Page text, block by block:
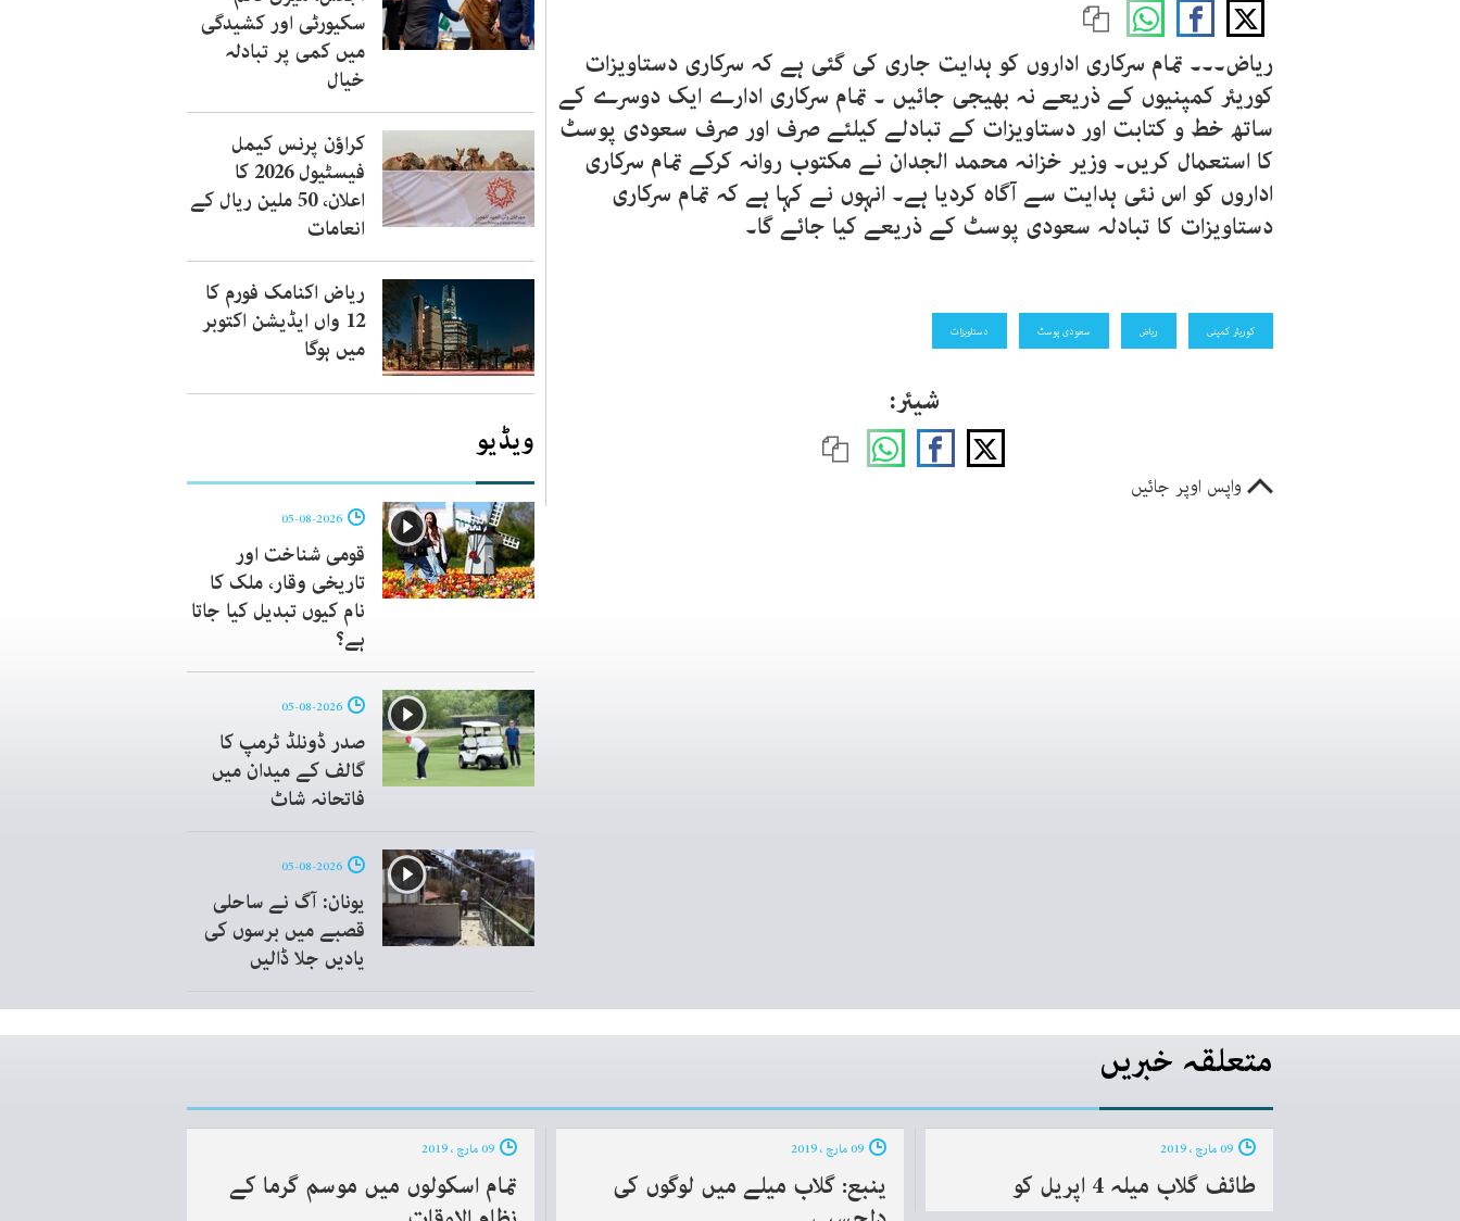
ریاض۔۔۔ تمام سرکاری اداروں کو ہدایت جاری کی گئی ہے کہ سرکاری دستاویزات
کوریئر کمپنیوں کے ذریعے نہ بھیجی جائیں ۔ تمام سرکاری ادارے ایک دوسرے کے
ساتھ خط و کتابت اور دستاویزات کے تبادلے کیلئے صرف اور صرف سعودی پوسٹ
کا استعمال کریں۔ وزیر خزانہ محمد الجدان نے مکتوب روانہ کرکے تمام سرکاری
اداروں کو اس نئی ہدایت سے آگاہ کردیا ہے۔ انہوں نے کہا ہے کہ تمام سرکاری
دستاویزات کا تبادلہ سعودی پوسٹ کے ذریعے کیا جائے گا۔
کوریئر کمپنی ریاض سعودی پوسٹ دستاویزات
شیئر:
واپس اوپر جائیں
سکیورٹی اور کشیدگی
میں کمی پر تبادلہ
خیال
کراؤن پرنس کیمل
فیسٹیول 2026 کا
اعلان، 50 ملین ریال کے
انعامات
ریاض اکنامک فورم کا
12 واں ایڈیشن اکتوبر
میں ہوگا
ویڈیو
قومی شناخت اور
تاریخی وقار، ملک کا
نام کیوں تبدیل کیا جاتا
ہے؟
صدر ڈونلڈ ٹرمپ کا
گالف کے میدان میں
فاتحانہ شاٹ
یونان: آگ نے ساحلی
قصبے میں برسوں کی
یادیں جلا ڈالیں
متعلقہ خبریں
طائف گلاب میلہ 4 اپریل کو
ینبع: گلاب میلے میں لوگوں کی
تمام اسکولوں میں موسم گرما کے